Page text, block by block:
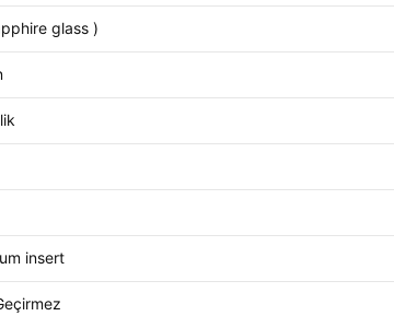
glass )
insert